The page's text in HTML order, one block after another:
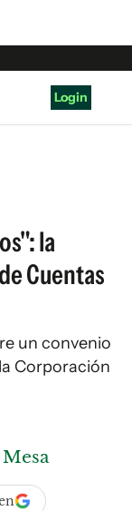
Login
la
Cuentas
un convenio
Corporación